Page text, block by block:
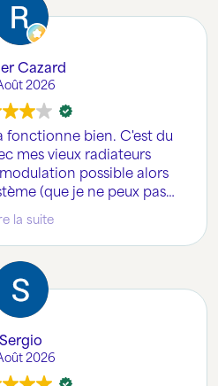
Cazard
2026
fonctionne bien. C'est du
mes vieux radiateurs
possible alors
(que je ne peux pas
près et dans chaque pièce
la commande du chauffe-
comment se comporte le
voltalis.
la suite
Sergio
2026